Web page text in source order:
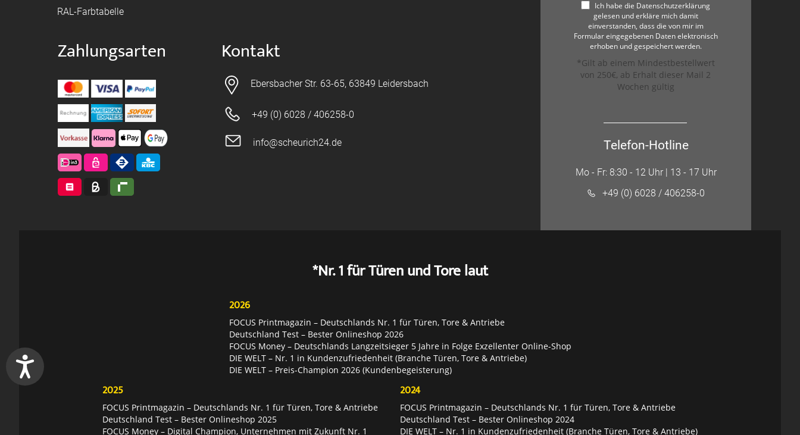
RAL-Farbtabelle
Zahlungsarten Kontakt
Ebersbacher Str. 63-65, 63849 Leidersbach
+49 (0) 6028 / 406258-0
info@scheurich24.de
Ich habe die Datenschutzerklärung
gelesen und erkläre mich damit
einverstanden, dass die von mir im
Formular eingegebenen Daten elektronisch
erhoben und gespeichert werden.
*Gilt ab einem Mindestbestellwert
von 250€, ab Erhalt dieser Mail 2
Wochen gültig
Telefon-Hotline
Mo - Fr: 8:30 - 12 Uhr | 13 - 17 Uhr
+49 (0) 6028 / 406258-0
*Nr. 1 für Türen und Tore laut
2026
FOCUS Printmagazin – Deutschlands Nr. 1 für Türen, Tore & Antriebe
Deutschland Test – Bester Onlineshop 2026
FOCUS Money – Deutschlands Langzeitsieger 5 Jahre in Folge Exzellenter Online-Shop
DIE WELT – Nr. 1 in Kundenzufriedenheit (Branche Türen, Tore & Antriebe)
DIE WELT – Preis-Champion 2026 (Kundenbegeisterung)
2025
FOCUS Printmagazin – Deutschlands Nr. 1 für Türen, Tore & Antriebe
Deutschland Test – Bester Onlineshop 2025
FOCUS Money – Digital Champion, Unternehmen mit Zukunft Nr. 1
2024
FOCUS Printmagazin – Deutschlands Nr. 1 für Türen, Tore & Antriebe
Deutschland Test – Bester Onlineshop 2024
DIE WELT – Nr. 1 in Kundenzufriedenheit (Branche Türen, Tore & Antriebe)